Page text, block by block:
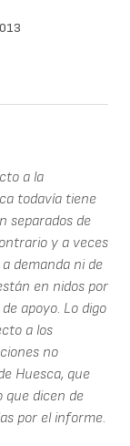
a la
todavía tiene
separados de
y a veces
demanda ni de
en nidos por
apoyo. Lo digo
a los
no
Huesca, que
que dicen de
por el informe.